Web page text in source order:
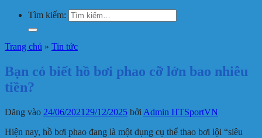
Tìm kiếm:
Trang chủ » Tin tức
Bạn có biết hồ bơi phao cỡ lớn bao nhiêu
tiền?
Đăng vào 24/06/2021 29/12/2025 bởi Admin HTSportVN
Hiện nay, hồ bơi phao đang là một dụng cụ thể thao bơi lội “siêu